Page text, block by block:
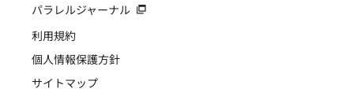
パラレルジャーナル
利用規約
個人情報保護方針
サイトマップ